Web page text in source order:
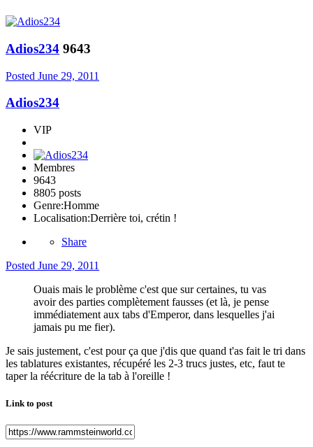
Adios234 9643
Posted June 29, 2011
Adios234
VIP
Membres
9643
8805 posts
Genre:Homme
Localisation:Derrière toi, crétin !
Share
Posted June 29, 2011
Ouais mais le problème c'est que sur certaines, tu vas
avoir des parties complètement fausses (et là, je pense
immédiatement aux tabs d'Emperor, dans lesquelles j'ai
jamais pu me fier).
Je sais justement, c'est pour ça que j'dis que quand t'as fait le tri dans
les tablatures existantes, récupéré les 2-3 trucs justes, etc, faut te
taper la réécriture de la tab à l'oreille !
Link to post